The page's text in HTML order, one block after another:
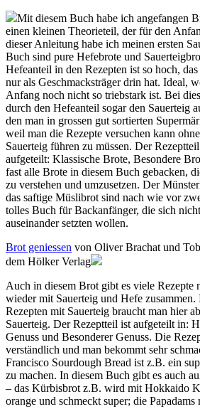
Mit diesem Buch habe ich angefangen
einen kleinen Theorieteil, der für den
dieser Anleitung habe ich meinen ersten
Buch sind pure Hefebrote und
Hefeanteil in den Rezepten ist so hoch,
nur als Geschmacksträger drin hat. Ideal,
Anfang noch nicht so triebstark ist. Bei
durch den Hefeanteil sogar den Sauerteig
den man in grossen gut sortierten
weil man die Rezepte versuchen kann
Sauerteig führen zu müssen. Der
aufgeteilt: Klassische Brote, Besondere
fast alle Brote in diesem Buch gebacken,
zu verstehen und umzusetzen. Der
das saftige Müslibrot sind nach wie vor
tolles Buch für Backanfänger, die sich
auseinander setzten wollen.
Brot geniessen von Oliver Brachat und
dem Hölker Verlag
Auch in diesem Brot gibt es viele Rezepte
wieder mit Sauerteig und Hefe zusammen.
Rezepten mit Sauerteig braucht man hier
Sauerteig. Der Rezeptteil ist aufgeteilt in:
Genuss und Besonderer Genuss. Die
verständlich und man bekommt sehr
Francisco Sourdough Bread ist z.B. ein
zu machen. In diesem Buch gibt es auch
– das Kürbisbrot z.B. wird mit Hokkaido
orange und schmeckt super; die